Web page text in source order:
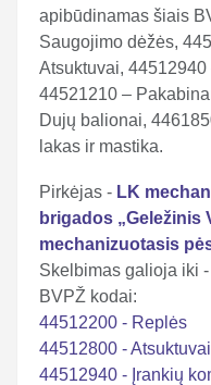
apibūdinamas šiais
Saugojimo dėžės,
Atsuktuvai,
44521210 –
Dujų balionai,
lakas ir mastika.
Pirkėjas - LK
brigados „Geležinis
mechanizuotasis
Skelbimas galioja iki -
BVPŽ kodai:
44512200 - Replės
44512800 - Atsuktuvai
44512940 - Įrankių